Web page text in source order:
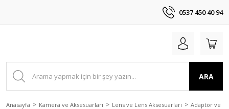
0537 450 40 94
ARA
Anasayfa Kamera ve Aksesuarları Lens ve Lens Aksesuarları Adaptör ve